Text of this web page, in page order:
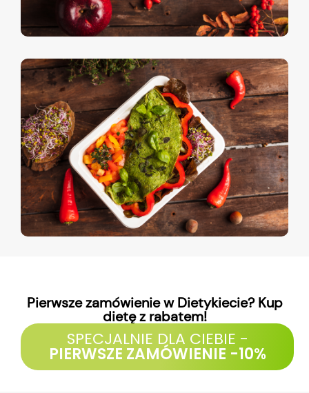
Pierwsze zamówienie w Dietykiecie? Kup
dietę z rabatem!
SPECJALNIE DLA CIEBIE -
PIERWSZE ZAMÓWIENIE -10%